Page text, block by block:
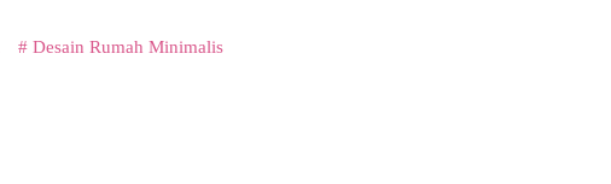
# Desain Rumah Minimalis